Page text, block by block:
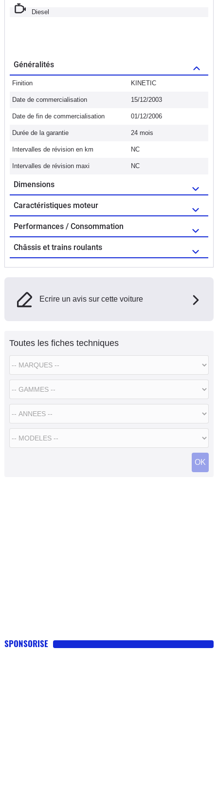
Diesel
Généralités
Finition KINETIC
Date de commercialisation 15/12/2003
Date de fin de commercialisation 01/12/2006
Durée de la garantie 24 mois
Intervalles de révision en km NC
Intervalles de révision maxi NC
Dimensions
Caractéristiques moteur
Performances / Consommation
Châssis et trains roulants
Ecrire un avis sur cette voiture
Toutes les fiches techniques
SPONSORISE